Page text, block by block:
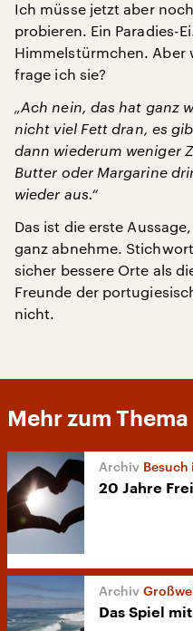
Ich müsse jetzt aber
probieren. Ein Paradies-
Himmelstürmchen. Aber
frage ich sie?
„Ach nein, das hat ganz
nicht viel Fett dran, es
dann wiederum weniger
Butter oder Margarine
wieder aus.“
Das ist die erste
ganz abnehme.
sicher bessere Orte als
Freunde der
nicht.
Mehr zum Thema
Besuch
20 Jahre
Das Spiel